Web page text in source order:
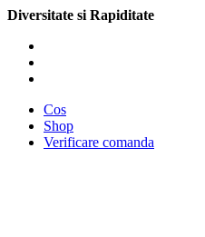
Diversitate si Rapiditate
Cos
Shop
Verificare comanda